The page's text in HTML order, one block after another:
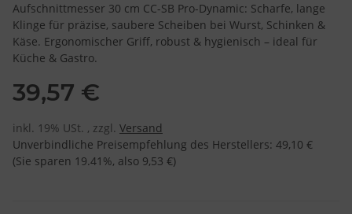
Aufschnittmesser 30 cm CC-SB Pro-Dynamic: Scharfe, lange
Klinge für präzise, saubere Scheiben bei Wurst, Schinken &
Käse. Ergonomischer Griff, robust & hygienisch – ideal für
Küche & Gastro.
39,57 €
inkl. 19% USt. , zzgl. Versand
Unverbindliche Preisempfehlung des Herstellers: 49,10 €
(Sie sparen 19.41%, also 9,53 €)